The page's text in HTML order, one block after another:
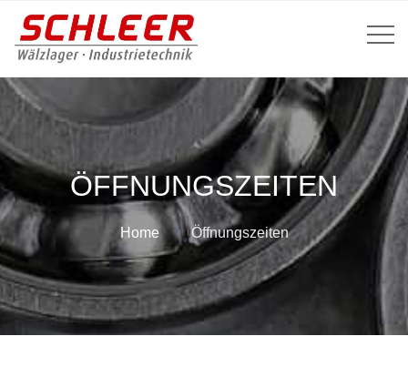
ÖFFNUNGSZEITEN
Home Öffnungszeiten